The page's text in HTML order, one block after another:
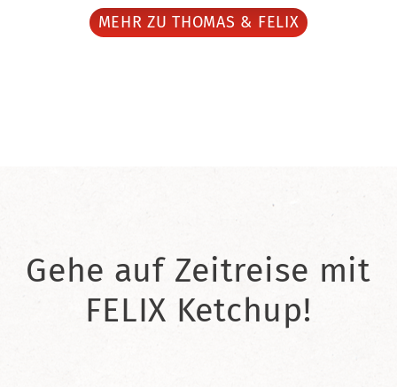
MEHR ZU THOMAS & FELIX
Gehe auf Zeitreise mit
FELIX Ketchup!